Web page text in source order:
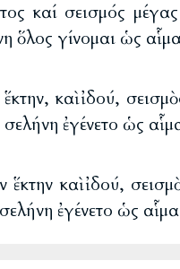
καί σεισμός
ὅλος γίνομαι ὡς
καὶ ἰδού,
σελήνη ἐγένετο ὡς
καὶ ἰδού,
ἐγένετο ὡς αἷμα